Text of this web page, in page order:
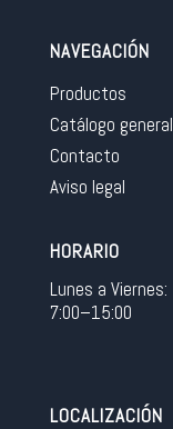
NAVEGACIÓN
Productos
Catálogo general
Contacto
Aviso legal
HORARIO
Lunes a Viernes:
7:00–15:00
LOCALIZACIÓN